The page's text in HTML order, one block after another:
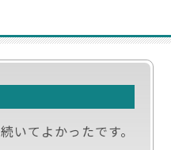
いてよかったです。